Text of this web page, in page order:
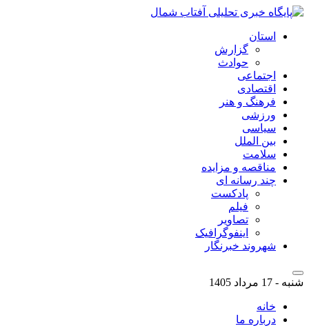
استان
گزارش
حوادث
اجتماعی
اقتصادی
فرهنگ و هنر
ورزشی
سیاسی
بین الملل
سلامت
مناقصه و مزایده
چند رسانه ای
پادکست
فیلم
تصاویر
اینفوگرافیک
شهروند خبرنگار
شنبه - 17 مرداد 1405
خانه
درباره ما